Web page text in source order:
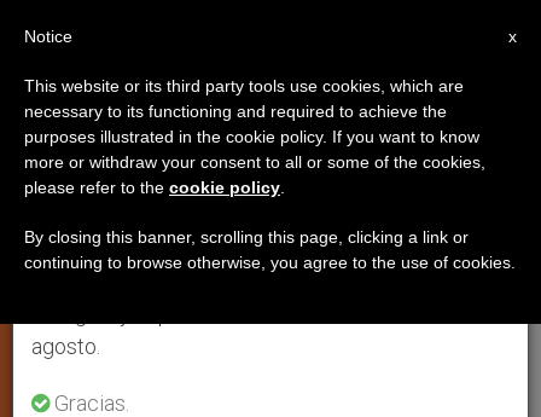
IGLESIA LOCAL
×
Aviso importante
Del 27 de julio al 7 de agosto haremos la pausa
anual, aprovechando que en el periodo de verano
se generan menos informaciones y también el
agosto.
Gracias.
x
Notice
This website or its third party tools use cookies, which are
necessary to its functioning and required to achieve the
purposes illustrated in the cookie policy. If you want to know
more or withdraw your consent to all or some of the cookies,
please refer to the cookie policy
By closing this banner, scrolling this page, clicking a link or
continuing to browse otherwise, you agree to the use of cookies.